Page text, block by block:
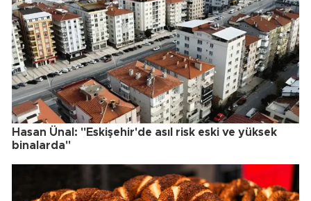
Hasan Ünal: "Eskişehir'de asıl risk eski ve yüksek
binalarda"